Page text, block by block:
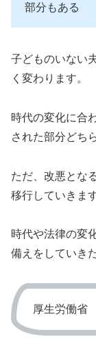
部分もある
子どものいない
く変わります。
時代の変化に合
された部分どち
ただ、改悪とな
移行していきます
時代や法律の変
備えをしていき
厚生労働省